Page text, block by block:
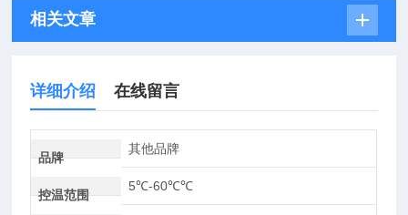
相关文章
详细介绍 在线留言
品牌
其他品牌
控温范围
5℃-60℃℃